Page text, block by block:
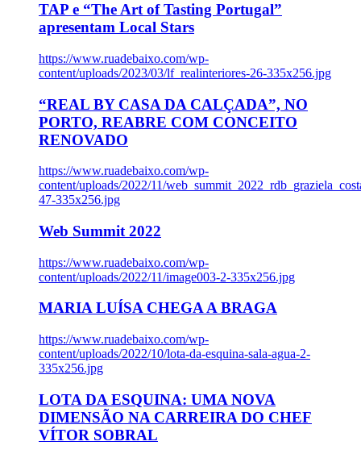
TAP e “The Art of Tasting Portugal”
apresentam Local Stars
https://www.ruadebaixo.com/wp-
content/uploads/2023/03/lf_realinteriores-26-335x256.jpg
“REAL BY CASA DA CALÇADA”, NO
PORTO, REABRE COM CONCEITO
RENOVADO
https://www.ruadebaixo.com/wp-
content/uploads/2022/11/
47-335x256.jpg
Web Summit 2022
https://www.ruadebaixo.com/wp-
content/uploads/2022/11/image003-2-335x256.jpg
MARIA LUÍSA CHEGA A BRAGA
https://www.ruadebaixo.com/wp-
content/uploads/2022/10/lota-da-esquina-sala-agua-2-
335x256.jpg
LOTA DA ESQUINA: UMA NOVA
DIMENSÃO NA CARREIRA DO CHEF
VÍTOR SOBRAL